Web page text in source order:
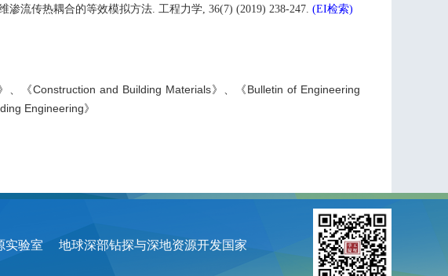
渗流传热耦合的等效模拟方法. 工程力学, 36(7) (2019) 238-247. (EI检索)
、《Construction and Building Materials》、《Bulletin of Engineering
Engineering》
实验室 地球深部钻探与深地资源开发国家